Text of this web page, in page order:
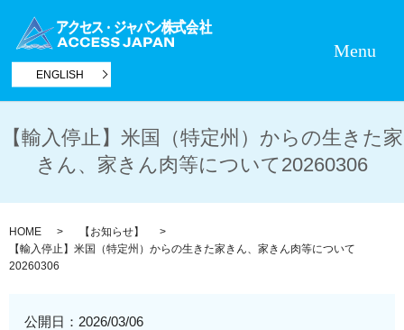
ENGLISH
Menu
【輸入停止】米国（特定州）からの生きた家
きん、家きん肉等について20260306
HOME
【お知らせ】
【輸入停止】米国（特定州）からの生きた家きん、家きん肉等について
20260306
公開日： 2026/03/06